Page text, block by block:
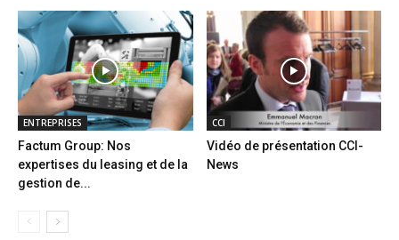
ENTREPRISES
Factum Group: Nos
expertises du leasing et de la
gestion de...
CCI
Vidéo de présentation CCI-
News